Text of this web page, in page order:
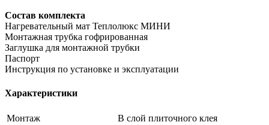
Состав комплекта
Нагревательный мат Теплолюкс МИНИ
Монтажная трубка гофрированная
Заглушка для монтажной трубки
Паспорт
Инструкция по установке и эксплуатации
Характеристики
Монтаж
В слой плиточного клея